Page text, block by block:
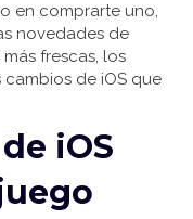
en comprarte uno,
novedades de
frescas, los
de iOS que
iOS